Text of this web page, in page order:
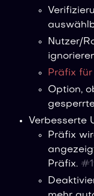
Nutzer/
Präfix
Option,
Verbesserte
Präfix
Präfix. #